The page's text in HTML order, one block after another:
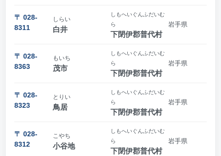
〒 028-
8311
しらい
白井
しもへいぐんふだいむ
ら
下閉伊郡普代村
岩手県
〒 028-
8363
もいち
茂市
しもへいぐんふだいむ
ら
下閉伊郡普代村
岩手県
〒 028-
8323
とりい
鳥居
しもへいぐんふだいむ
ら
下閉伊郡普代村
岩手県
〒 028-
8312
こやち
小谷地
しもへいぐんふだいむ
ら
下閉伊郡普代村
岩手県